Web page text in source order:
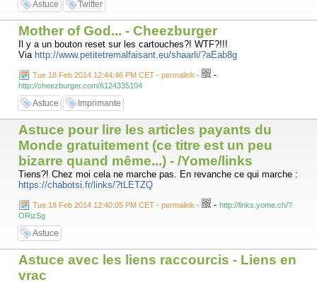
Astuce Twitter
Mother of God... - Cheezburger
Il y a un bouton reset sur les cartouches?! WTF?!!!
Via http://www.petitetremalfaisant.eu/shaarli/?aEab8g
Tue 18 Feb 2014 12:44:46 PM CET - permalink - -
http://cheezburger.com/6124335104
Astuce Imprimante
Astuce pour lire les articles payants du
Monde gratuitement (ce titre est un peu
bizarre quand même...) - /Yome/links
Tiens?! Chez moi cela ne marche pas. En revanche ce qui marche :
https://chabotsi.fr/links/?tLETZQ
Tue 18 Feb 2014 12:40:05 PM CET - permalink - - http://links.yome.ch/?
ORizSg
Astuce
Astuce avec les liens raccourcis - Liens en
vrac